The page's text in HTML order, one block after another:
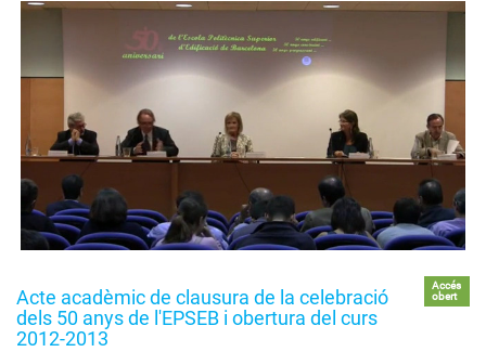
Acte acadèmic de clausura de la celebració
dels 50 anys de l'EPSEB i obertura del curs
2012-2013
Accés
obert